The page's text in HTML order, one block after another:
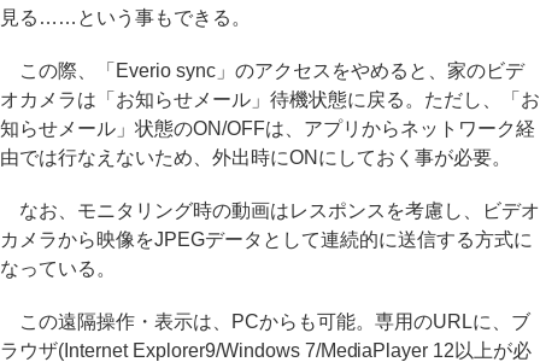
見る……という事もできる。
この際、「Everio sync」のアクセスをやめると、家のビデ
オカメラは「お知らせメール」待機状態に戻る。ただし、「お
知らせメール」状態のON/OFFは、アプリからネットワーク経
由では行なえないため、外出時にONにしておく事が必要。
なお、モニタリング時の動画はレスポンスを考慮し、ビデオ
カメラから映像をJPEGデータとして連続的に送信する方式に
なっている。
この遠隔操作・表示は、PCからも可能。専用のURLに、ブ
ラウザ(Internet Explorer9/Windows 7/MediaPlayer 12以上が必